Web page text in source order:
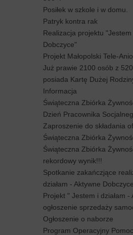
Posiłek w szkole i w domu.
Patryk kontra rak
Realizacja projektu "Jestem
Dobczyce"
Projekt Małopolski Tele-
Już prawie 2100 osób z
posiada Kartę Dużej
Informacja
Świąteczna Zbiórka
Dzień Pracownika
Zaproszenie do składania
Świąteczna Zbiórka
Świąteczna Zbiórka
rekordowy wynik!!!
Spotkanie zakańczjące
działam - Aktywne
Projekt " Jestem i działam -
ogłoszenie sprzedaży
Ogłoszenie o naborze
Program Operacyjny